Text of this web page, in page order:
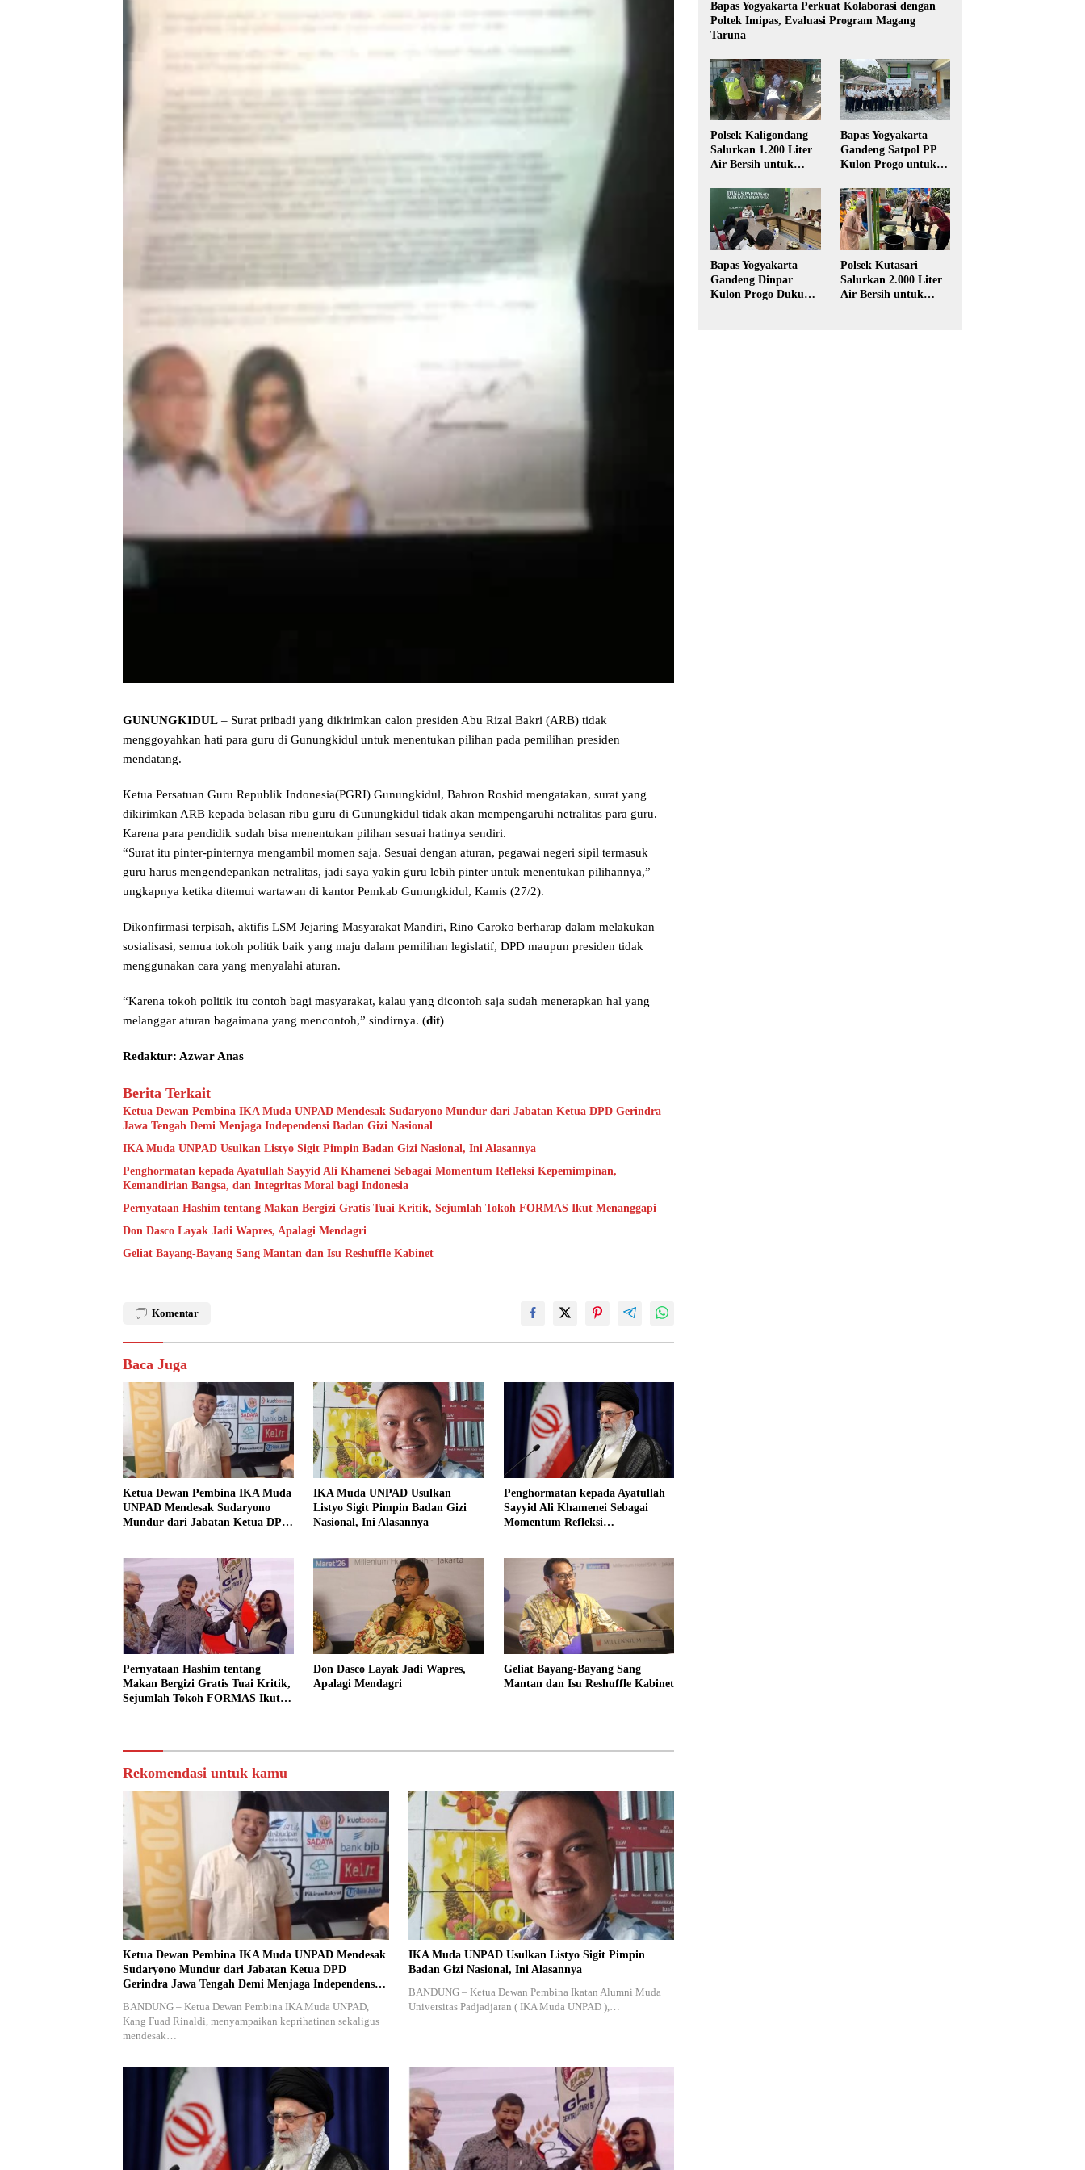
GUNUNGKIDUL – Surat pribadi yang dikirimkan calon presiden Abu Rizal Bakri (ARB) tidak
menggoyahkan hati para guru di Gunungkidul untuk menentukan pilihan pada pemilihan presiden
mendatang.
Ketua Persatuan Guru Republik Indonesia(PGRI) Gunungkidul, Bahron Roshid mengatakan, surat yang
dikirimkan ARB kepada belasan ribu guru di Gunungkidul tidak akan mempengaruhi netralitas para guru.
Karena para pendidik sudah bisa menentukan pilihan sesuai hatinya sendiri.
“Surat itu pinter-pinternya mengambil momen saja. Sesuai dengan aturan, pegawai negeri sipil termasuk
guru harus mengendepankan netralitas, jadi saya yakin guru lebih pinter untuk menentukan pilihannya,”
ungkapnya ketika ditemui wartawan di kantor Pemkab Gunungkidul, Kamis (27/2).
Dikonfirmasi terpisah, aktifis LSM Jejaring Masyarakat Mandiri, Rino Caroko berharap dalam melakukan
sosialisasi, semua tokoh politik baik yang maju dalam pemilihan legislatif, DPD maupun presiden tidak
menggunakan cara yang menyalahi aturan.
“Karena tokoh politik itu contoh bagi masyarakat, kalau yang dicontoh saja sudah menerapkan hal yang
melanggar aturan bagaimana yang mencontoh,” sindirnya. (dit)
Redaktur: Azwar Anas
Berita Terkait
Ketua Dewan Pembina IKA Muda UNPAD Mendesak Sudaryono Mundur dari Jabatan Ketua DPD Gerindra
Jawa Tengah Demi Menjaga Independensi Badan Gizi Nasional
IKA Muda UNPAD Usulkan Listyo Sigit Pimpin Badan Gizi Nasional, Ini Alasannya
Penghormatan kepada Ayatullah Sayyid Ali Khamenei Sebagai Momentum Refleksi Kepemimpinan,
Kemandirian Bangsa, dan Integritas Moral bagi Indonesia
Pernyataan Hashim tentang Makan Bergizi Gratis Tuai Kritik, Sejumlah Tokoh FORMAS Ikut Menanggapi
Don Dasco Layak Jadi Wapres, Apalagi Mendagri
Geliat Bayang-Bayang Sang Mantan dan Isu Reshuffle Kabinet
Komentar
Baca Juga
Ketua Dewan Pembina IKA Muda
UNPAD Mendesak Sudaryono
Mundur dari Jabatan Ketua DPD
Nasional
IKA Muda UNPAD Usulkan
Listyo Sigit Pimpin Badan Gizi
Nasional, Ini Alasannya
Penghormatan kepada Ayatullah
Sayyid Ali Khamenei Sebagai
Momentum Refleksi
Indonesia
Pernyataan Hashim tentang
Makan Bergizi Gratis Tuai Kritik,
Sejumlah Tokoh FORMAS Ikut
Don Dasco Layak Jadi Wapres,
Apalagi Mendagri
Geliat Bayang-Bayang Sang
Mantan dan Isu Reshuffle Kabinet
Rekomendasi untuk kamu
Ketua Dewan Pembina IKA Muda UNPAD Mendesak
Sudaryono Mundur dari Jabatan Ketua DPD
Gerindra Jawa Tengah Demi Menjaga Independensi
BANDUNG – Ketua Dewan Pembina IKA Muda UNPAD,
Kang Fuad Rinaldi, menyampaikan keprihatinan sekaligus
mendesak…
IKA Muda UNPAD Usulkan Listyo Sigit Pimpin
Badan Gizi Nasional, Ini Alasannya
BANDUNG – Ketua Dewan Pembina Ikatan Alumni Muda
Universitas Padjadjaran ( IKA Muda UNPAD ),…
Bapas Yogyakarta Perkuat Kolaborasi dengan
Poltek Imipas, Evaluasi Program Magang
Taruna
Polsek Kaligondang
Salurkan 1.200 Liter
Air Bersih untuk
Kekeringan di
Purbalingga
Bapas Yogyakarta
Gandeng Satpol PP
Kulon Progo untuk
Kerja Sosial
Bapas Yogyakarta
Gandeng Dinpar
Kulon Progo Dukung
Polsek Kutasari
Salurkan 2.000 Liter
Air Bersih untuk